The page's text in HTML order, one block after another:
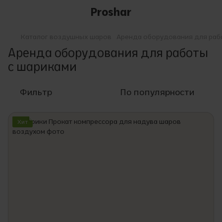
Proshar
Аренда оборудования для работы
с шариками
Фильтр По популярности
Хит